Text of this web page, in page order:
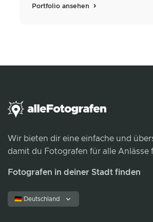
Portfolio ansehen
Wir bieten dir eine einfache und
damit du Fotografen für alle Anlässe
Fotografen in deiner Stadt finden
🇩🇪 Deutschland